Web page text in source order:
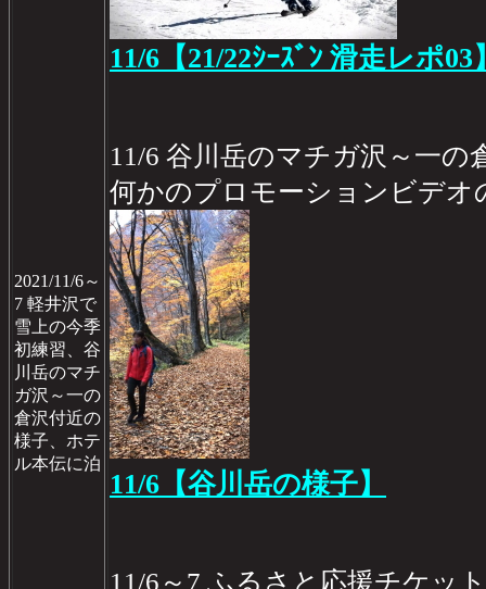
2021/11/6～
7 軽井沢で
雪上の今季
初練習、谷
川岳のマチ
ガ沢～一の
倉沢付近の
様子、ホテ
ル本伝に泊
11/6【21/22ｼｰｽﾞﾝ 滑走レポ03
11/6 谷川岳のマチガ沢～一の
何かのプロモーションビデオ
11/6【谷川岳の様子】
11/6～7 ふるさと応援チケッ